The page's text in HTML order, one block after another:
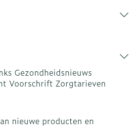
Gezondheidsnieuws
Voorschrift Zorgtarieven
nieuwe producten en